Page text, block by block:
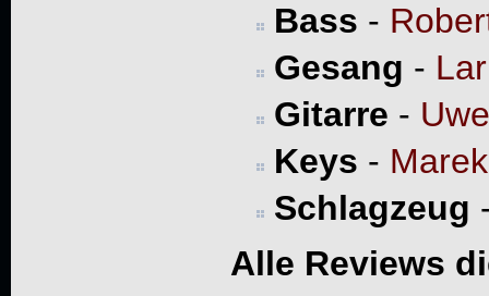
Bass -
Gesang -
Gitarre -
Keys -
Schlagzeug
Alle Reviews